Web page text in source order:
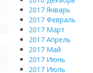
2017 Январь
2017 Февраль
2017 Март
2017 Апрель
2017 Май
2017 Июнь
2017 Июль